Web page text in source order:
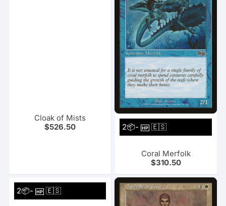
Cloak of Mists
$526.50 2📦-HP 🇪🇸
Coral Merfolk
$310.50
2📦-HP 🇪🇸